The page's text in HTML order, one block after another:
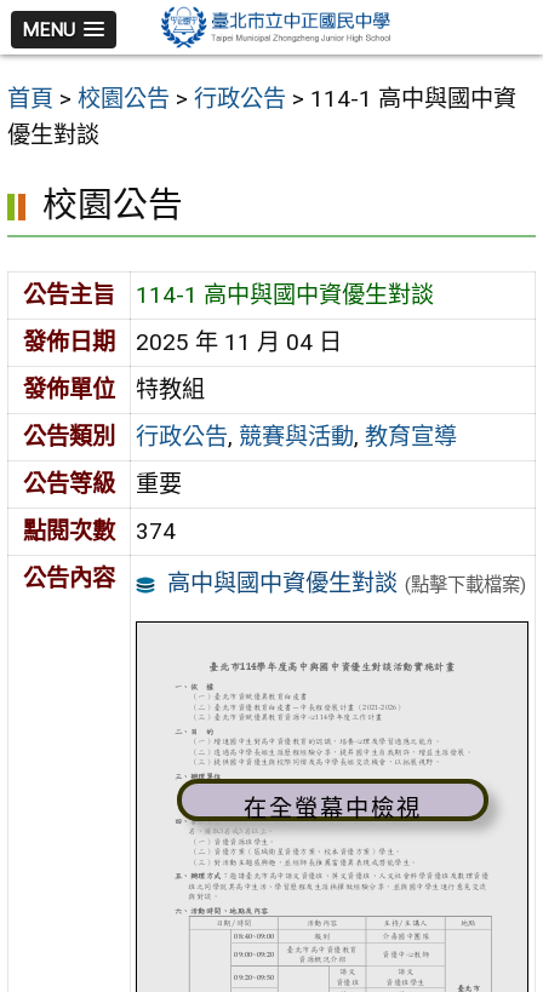
跳
至
主
要
容
區
MENU
首頁 > 校園公告 > 行政公告 > 114-1 高中與國中資
優生對談
校園公告
公告主旨
114-1 高中與國中資優生對談
發佈日期
2025 年 11 月 04 日
發佈單位
特教組
公告類別
行政公告, 競賽與活動,教育宣導
公告等級
重要
點閱次數
374
公告內容
高中與國中資優生對談 (點擊下載檔案)
在全螢幕中檢視